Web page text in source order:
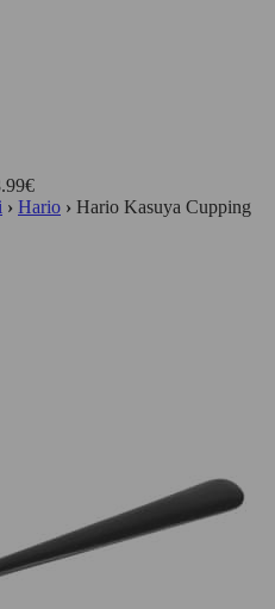
€
› Hario › Hario Kasuya Cupping